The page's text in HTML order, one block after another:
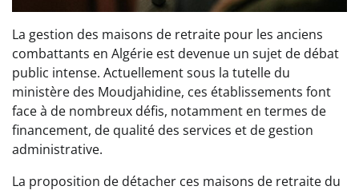
La gestion des maisons de retraite pour les anciens
combattants en Algérie est devenue un sujet de débat
public intense. Actuellement sous la tutelle du
ministère des Moudjahidine, ces établissements font
face à de nombreux défis, notamment en termes de
financement, de qualité des services et de gestion
administrative.
La proposition de détacher ces maisons de retraite du